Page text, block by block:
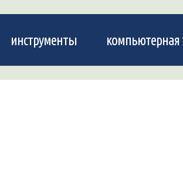
инструменты компьютерная